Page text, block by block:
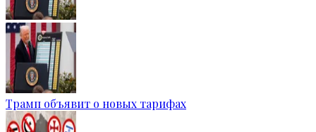
Трамп объявит о новых тарифах